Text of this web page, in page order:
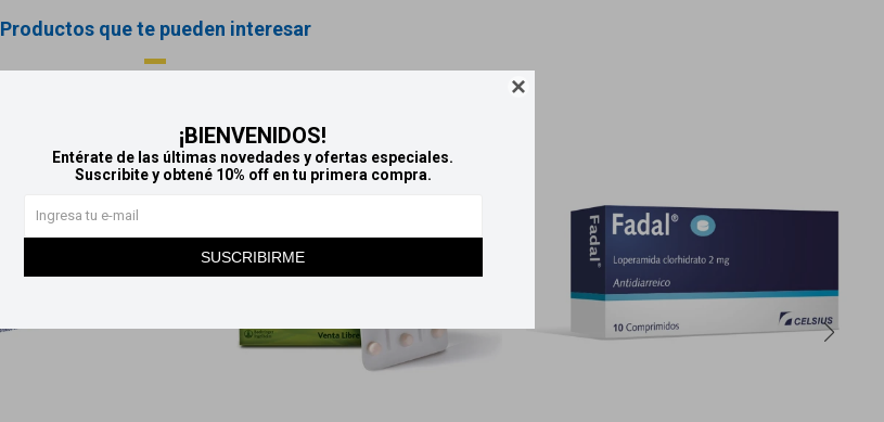

¡BIENVENIDOS!
Entérate de las últimas novedades y ofertas especiales.
Suscribite y obtené 10% off en tu primera compra.
SUSCRIBIRME
Productos que te pueden interesar